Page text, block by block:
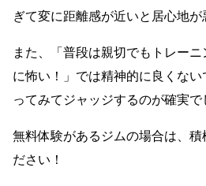
ぎて変に距離感が近いと居心地
また、「普段は親切でもトレー
に怖い！」では精神的に良くな
ってみてジャッジするのが確実で
無料体験があるジムの場合は、積
ださい！